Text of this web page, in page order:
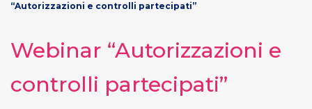
“Autorizzazioni e controlli partecipati”
Webinar “Autorizzazioni e
controlli partecipati”